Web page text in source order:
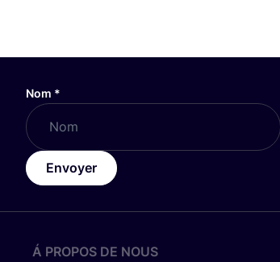
Nom *
Envoyer
Á PROPOS DE NOUS